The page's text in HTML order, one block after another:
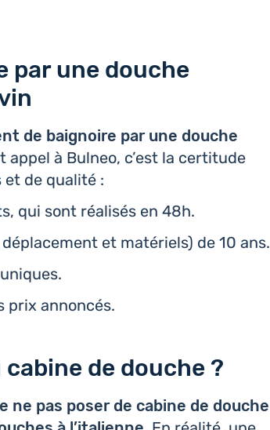
par une douche
de bai­gnoire par une douche
appel à Bulneo, c’est la cer­ti­tude
et de qualité :
qui sont réa­li­sés en 48h.
et maté­riels) de 10 ans.
prix annoncés.
de douche ?
ne pas poser de cabine de douche